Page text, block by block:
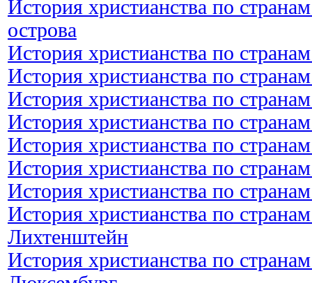
История христианства по
острова
История христианства по
История христианства по
История христианства по
История христианства по
История христианства по
История христианства по
История христианства по
История христианства по
Лихтенштейн
История христианства по